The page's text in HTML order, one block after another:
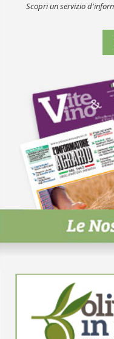
Scopri un servizio